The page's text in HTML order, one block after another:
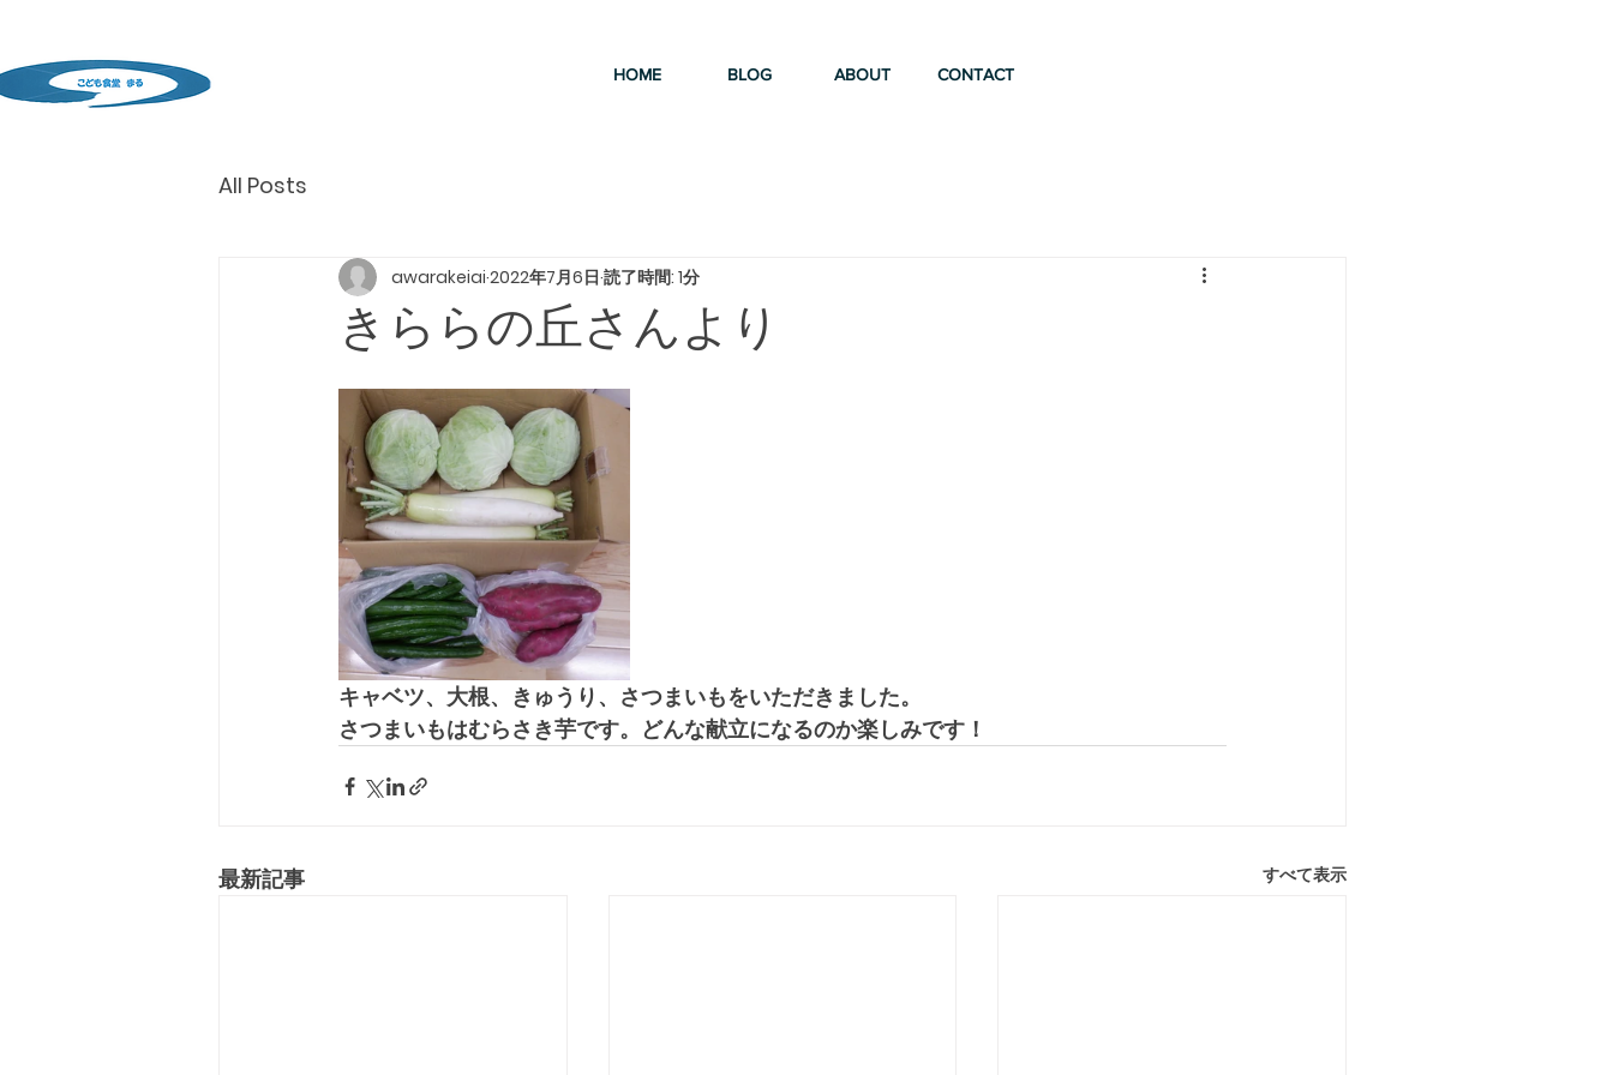
HOME BLOG ABOUT CONTACT
All Posts
きららの丘さんより
awarakeiai 2022年7月6日 読了時間: 1分
キャベツ、大根、きゅうり、さつまいもをいただきました。
さつまいもはむらさき芋です。どんな献立になるのか楽しみです！
最新記事 すべて表示